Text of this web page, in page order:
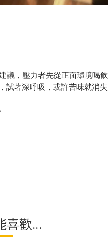
議，壓力者先從正面環境喝
著深呼吸，或許苦味就消失
喜歡...